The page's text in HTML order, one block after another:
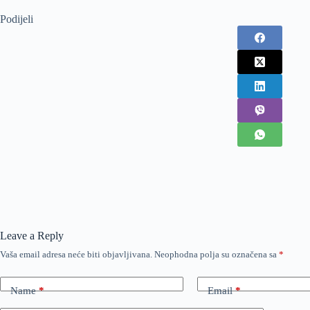
Podijeli
Leave a Reply
Vaša email adresa neće biti objavljivana. Neophodna polja su označena sa *
Name* Email*